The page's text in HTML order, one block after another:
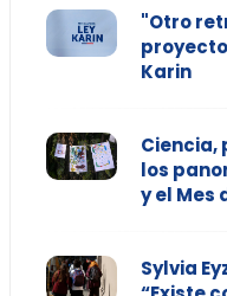
"Otro
Karin
Ciencia,
los
y el Mes
Sylvia